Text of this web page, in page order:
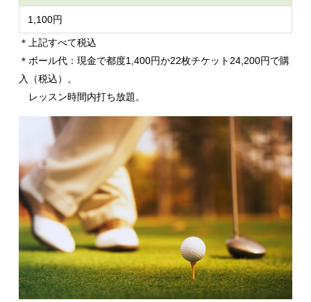
1,100円
＊上記すべて税込
＊ボール代：現金で都度1,400円か22枚チケット24,200円で購
入（税込）。
レッスン時間内打ち放題。